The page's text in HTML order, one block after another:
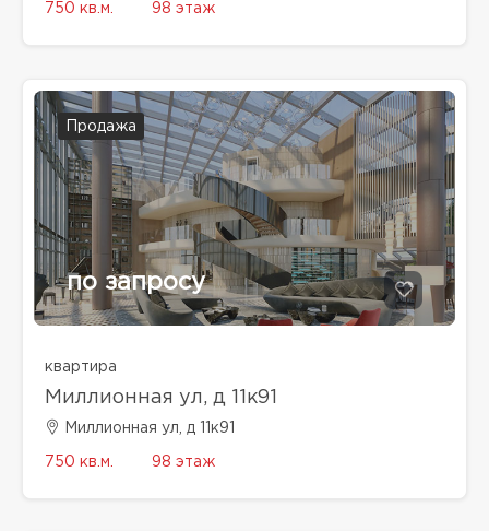
750 кв.м. 98 этаж
Продажа
по запросу
квартира
Миллионная ул, д 11к91
Миллионная ул, д 11к91
750 кв.м. 98 этаж